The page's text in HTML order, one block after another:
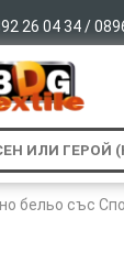
26 04 34 /
бельо със